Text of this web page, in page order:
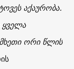
აქაურობა.
ორი წლის